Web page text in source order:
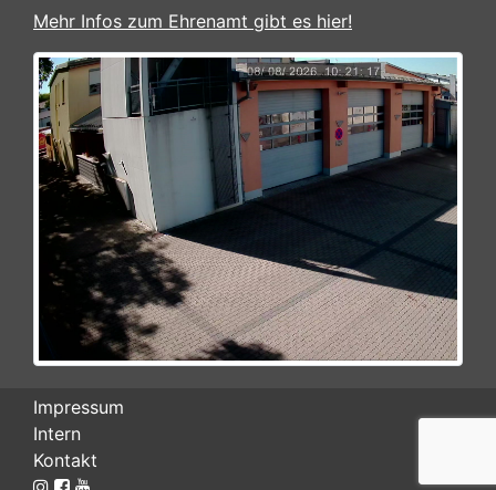
Mehr Infos zum Ehrenamt gibt es hier!
Impressum
Intern
Kontakt